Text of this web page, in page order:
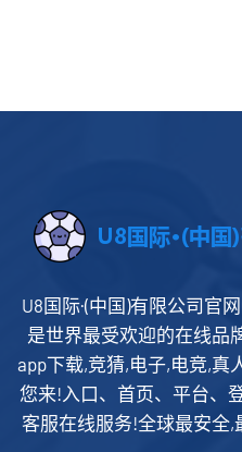
U8国际·(中国)有限公司官
是世界最受欢迎的在线品
app下载,竞猜,电子,电竞,真
您来!入口、首页、平台、
客服在线服务!全球最安全